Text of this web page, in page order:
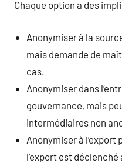
Chaque option a des
Anonymiser à la
mais demande de
cas.
Anonymiser dans
gouvernance, mais
intermédiaires non
Anonymiser à
l’export est